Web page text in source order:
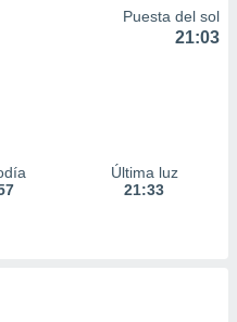
Puesta del sol
21:03
Última luz
21:33